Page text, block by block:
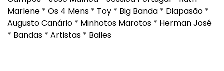
Marlene * Os 4 Mens * Toy * Big Banda * Diapasão *
Augusto Canário * Minhotos Marotos * Herman José
* Bandas * Artistas * Bailes